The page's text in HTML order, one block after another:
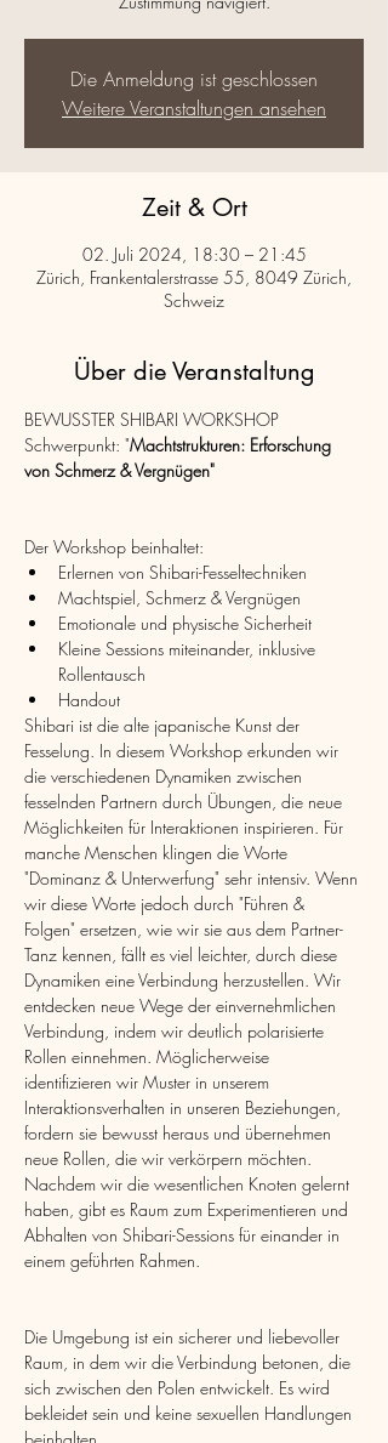
Die Anmeldung ist geschlossen
Weitere Veranstaltungen ansehen
Zeit & Ort
02. Juli 2024, 18:30 – 21:45
Zürich, Frankentalerstrasse 55, 8049 Zürich,
Schweiz
Über die Veranstaltung
BEWUSSTER SHIBARI WORKSHOP
Schwerpunkt: "Machtstrukturen: Erforschung
von Schmerz & Vergnügen"
Der Workshop beinhaltet:
Erlernen von Shibari-Fesseltechniken
Machtspiel, Schmerz & Vergnügen
Emotionale und physische Sicherheit
Kleine Sessions miteinander, inklusive
Rollentausch
Handout
Shibari ist die alte japanische Kunst der
Fesselung. In diesem Workshop erkunden wir
die verschiedenen Dynamiken zwischen
fesselnden Partnern durch Übungen, die neue
Möglichkeiten für Interaktionen inspirieren. Für
manche Menschen klingen die Worte
"Dominanz & Unterwerfung" sehr intensiv. Wenn
wir diese Worte jedoch durch "Führen &
Folgen" ersetzen, wie wir sie aus dem Partner-
Tanz kennen, fällt es viel leichter, durch diese
Dynamiken eine Verbindung herzustellen. Wir
entdecken neue Wege der einvernehmlichen
Verbindung, indem wir deutlich polarisierte
Rollen einnehmen. Möglicherweise
identifizieren wir Muster in unserem
Interaktionsverhalten in unseren Beziehungen,
fordern sie bewusst heraus und übernehmen
neue Rollen, die wir verkörpern möchten.
Nachdem wir die wesentlichen Knoten gelernt
haben, gibt es Raum zum Experimentieren und
Abhalten von Shibari-Sessions für einander in
einem geführten Rahmen.
Die Umgebung ist ein sicherer und liebevoller
Raum, in dem wir die Verbindung betonen, die
sich zwischen den Polen entwickelt. Es wird
bekleidet sein und keine sexuellen Handlungen